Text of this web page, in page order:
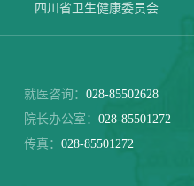
四川省卫生健康委员会
就医咨询： 028-85502628
院长办公室： 028-85501272
传真： 028-85501272